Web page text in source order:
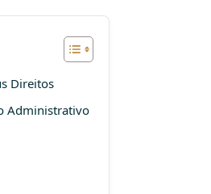
Direitos
Administrativo